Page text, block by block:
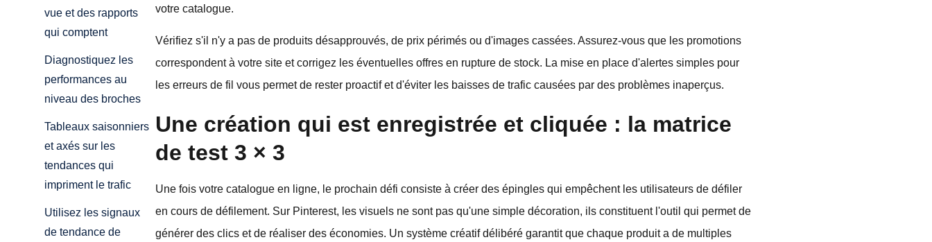
vue et des rapports
qui comptent
Diagnostiquez les
performances au
niveau des broches
Tableaux saisonniers
et axés sur les
tendances qui
impriment le trafic
Utilisez les signaux
de tendance de
votre catalogue.
Vérifiez s'il n'y a pas de produits désapprouvés, de prix périmés ou d'images cassées. Assurez-vous que les promotions
correspondent à votre site et corrigez les éventuelles offres en rupture de stock. La mise en place d'alertes simples pour
les erreurs de fil vous permet de rester proactif et d'éviter les baisses de trafic causées par des problèmes inaperçus.
Une création qui est enregistrée et cliquée : la matrice
de test 3 × 3
Une fois votre catalogue en ligne, le prochain défi consiste à créer des épingles qui empêchent les utilisateurs de défiler
en cours de défilement. Sur Pinterest, les visuels ne sont pas qu'une simple décoration, ils constituent l'outil qui permet de
générer des clics et de réaliser des économies. Un système créatif délibéré garantit que chaque produit a de multiples